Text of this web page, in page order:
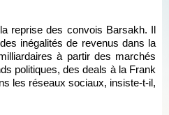
reprise des convois Barsakh. Il
inégalités de revenus dans la
à partir des marchés
politiques, des deals à la Frank
les réseaux sociaux, insiste-t-il,